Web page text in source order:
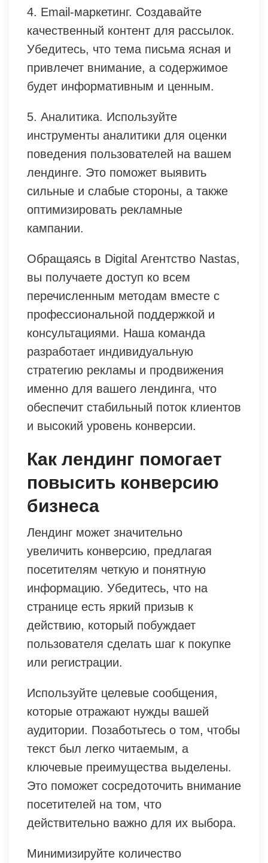
4. Email-маркетинг. Создавайте
качественный контент для рассылок.
Убедитесь, что тема письма ясная и
привлечет внимание, а содержимое
будет информативным и ценным.
5. Аналитика. Используйте
инструменты аналитики для оценки
поведения пользователей на вашем
лендинге. Это поможет выявить
сильные и слабые стороны, а также
оптимизировать рекламные
кампании.
Обращаясь в Digital Агентство Nastas,
вы получаете доступ ко всем
перечисленным методам вместе с
профессиональной поддержкой и
консультациями. Наша команда
разработает индивидуальную
стратегию рекламы и продвижения
именно для вашего лендинга, что
обеспечит стабильный поток клиентов
и высокий уровень конверсии.
Как лендинг помогает
повысить конверсию
бизнеса
Лендинг может значительно
увеличить конверсию, предлагая
посетителям четкую и понятную
информацию. Убедитесь, что на
странице есть яркий призыв к
действию, который побуждает
пользователя сделать шаг к покупке
или регистрации.
Используйте целевые сообщения,
которые отражают нужды вашей
аудитории. Позаботьтесь о том, чтобы
текст был легко читаемым, а
ключевые преимущества выделены.
Это поможет сосредоточить внимание
посетителей на том, что
действительно важно для их выбора.
Минимизируйте количество